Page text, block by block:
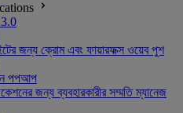
জন্য ক্রোম এবং ফায়ারফক্স ওয়েব পুশ
পপআপ
জন্য ব্যবহারকারীর সম্মতি ম্যানেজ